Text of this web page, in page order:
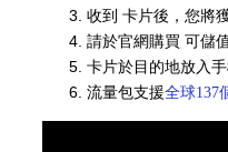
收到 卡片後，您將
請於官網購買 可儲
卡片於目的地放入
流量包支援全球137